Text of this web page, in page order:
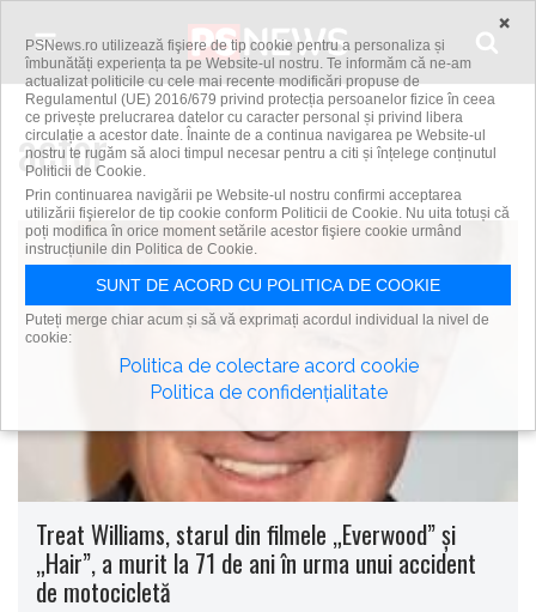
actor
Treat Williams, starul din filmele „Everwood” şi
„Hair”, a murit la 71 de ani în urma unui accident
de motocicletă
×
PSNews.ro utilizează fişiere de tip cookie pentru a personaliza și
îmbunătăți experiența ta pe Website-ul nostru. Te informăm că ne-am
actualizat politicile cu cele mai recente modificări propuse de
Regulamentul (UE) 2016/679 privind protecția persoanelor fizice în ceea
ce privește prelucrarea datelor cu caracter personal și privind libera
circulație a acestor date. Înainte de a continua navigarea pe Website-ul
nostru te rugăm să aloci timpul necesar pentru a citi și înțelege conținutul
Politicii de Cookie.
Prin continuarea navigării pe Website-ul nostru confirmi acceptarea
utilizării fişierelor de tip cookie conform Politicii de Cookie. Nu uita totuși că
poți modifica în orice moment setările acestor fişiere cookie urmând
instrucțiunile din Politica de Cookie.
SUNT DE ACORD CU POLITICA DE COOKIE
Puteți merge chiar acum și să vă exprimați acordul individual la nivel de
cookie:
Politica de colectare acord cookie
Politica de confidențialitate